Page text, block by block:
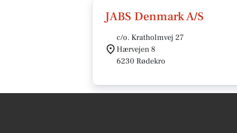
JABS Denmark A/S
c/o. Kratholmvej 27
Hærvejen 8
6230 Rødekro